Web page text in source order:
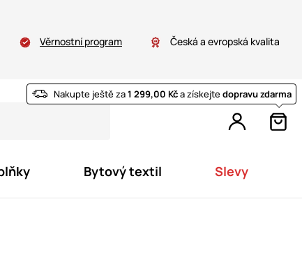
Věrnostní program
Česká a evropská kvalita
Nakupte ještě za1 299,00 Kča získejtedopravu zdarma
Bytový textil Slevy